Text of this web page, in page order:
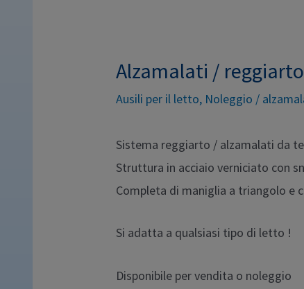
Alzamalati /
Ausili per il letto, Noleggio /
Sistema reggiarto / alzamalati da
Struttura in acciaio verniciato con
Completa di maniglia a triangolo e
Si adatta a qualsiasi tipo di letto !
Disponibile per vendita o noleggio